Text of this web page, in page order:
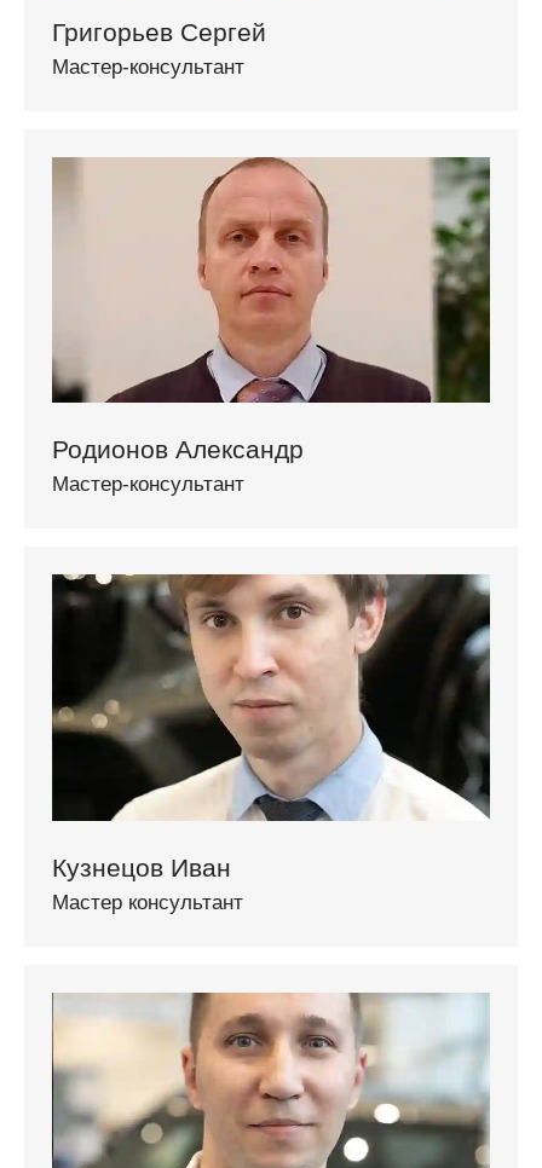
Григорьев Сергей
Мастер-консультант
Родионов Александр
Мастер-консультант
Кузнецов Иван
Мастер консультант